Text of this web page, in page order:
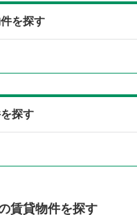
を探す
探す
賃貸物件を探す